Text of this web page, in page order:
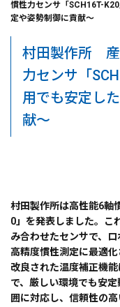
慣性力センサ「SCH16T-
定や姿勢制御に貢献～
村田製作所 産
力センサ「
用でも安定し
献～
村田製作所は高性能6軸
0」を発表しました。こ
み合わせたセンサで、
高精度慣性測定に最適
改良された温度補正機
で、厳しい環境でも安
囲に対応し、信頼性の